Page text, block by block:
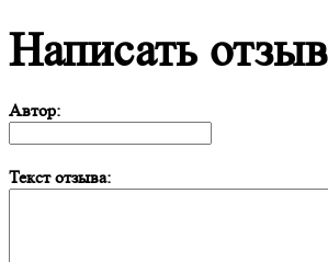
Написать отзыв
Автор:
Текст отзыва: